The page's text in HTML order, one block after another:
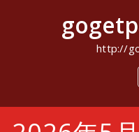
キ
http://